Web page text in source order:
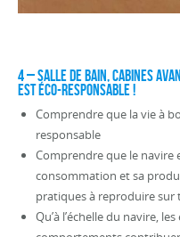
4 – SALLE DE BAIN, CABINES
est éco-responsable !
Comprendre que la vie à
responsable
Comprendre que le navire
consommation et sa
pratiques à reproduire sur
Qu’à l’échelle du navire,